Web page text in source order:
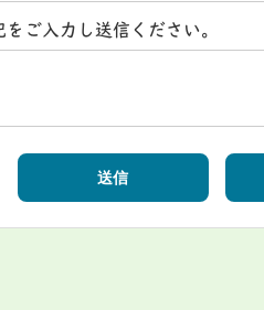
ご入力し送信ください。